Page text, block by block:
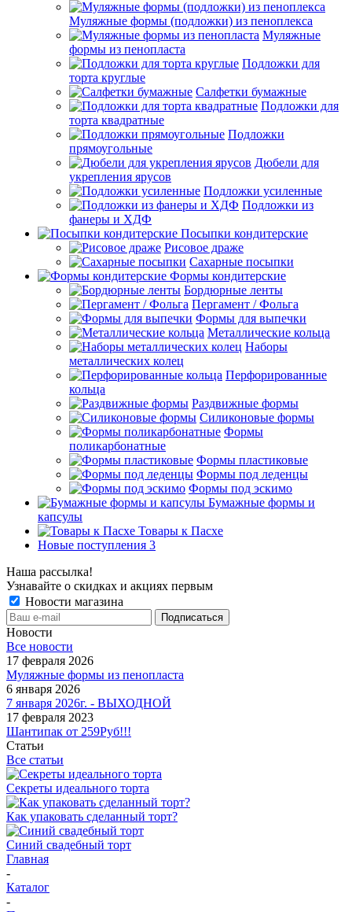
Муляжные формы (подложки) из пеноплекса
Муляжные
формы из пенопласта
Подложки для
торта круглые
Салфетки бумажные
Подложки для
торта квадратные
Подложки
прямоугольные
Дюбели для
укрепления ярусов
Подложки усиленные
Подложки из
фанеры и ХДФ
Посыпки кондитерские
Рисовое драже
Сахарные посыпки
Формы кондитерские
Бордюрные ленты
Пергамент / Фольга
Формы для выпечки
Металлические кольца
Наборы
металлических колец
Перфорированные
кольца
Раздвижные формы
Силиконовые формы
Формы
поликарбонатные
Формы пластиковые
Формы под леденцы
Формы под эскимо
Бумажные формы и
капсулы
Товары к Пасхе
Новые поступления 3
Наша рассылка!
Узнавайте о скидках и акциях первым
Новости магазина
Новости
Все новости
17 февраля 2026
Муляжные формы из пенопласта
6 января 2026
7 января 2026г. - ВЫХОДНОЙ
17 февраля 2023
Шантипак от 259Руб!!!
Статьи
Все статьи
Секреты идеального торта
Как упаковать сделанный торт?
Синий свадебный торт
Главная
-
Каталог
-